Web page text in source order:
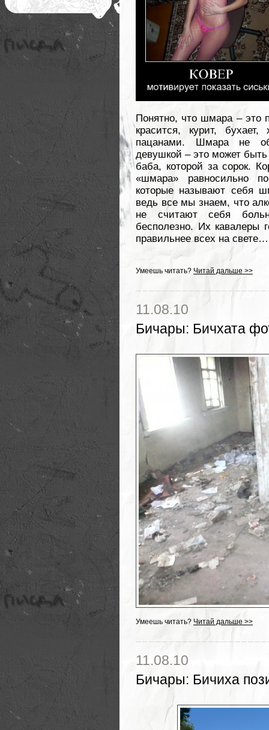
Понятно, что шмара – это
красится, курит,
пацанами. Шмара не
девушкой – это может
баба, которой за сорок.
«шмара» равносильно
которые называют себя
ведь все мы знаем, что
не считают себя
бесполезно. Их кавалеры
правильнее всех на свете…
Умеешь читать? Читай дальше >>
11.08.10
Бичары: Бичхата
Умеешь читать? Читай дальше >>
11.08.10
Бичары: Бичиха